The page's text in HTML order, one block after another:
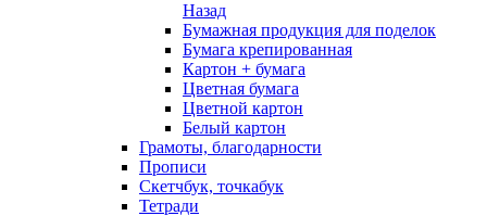
Назад
Бумажная продукция для поделок
Бумага крепированная
Картон + бумага
Цветная бумага
Цветной картон
Белый картон
Грамоты, благодарности
Прописи
Скетчбук, точкабук
Тетради